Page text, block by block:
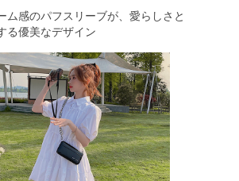
ム感のパフスリーブが、愛らしさと
る優美なデザイン